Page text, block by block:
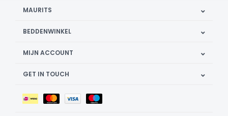
MAURITS
BEDDENWINKEL
MIJN ACCOUNT
GET IN TOUCH